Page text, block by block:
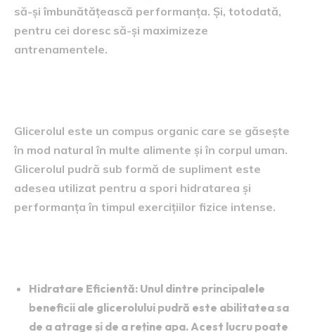
să-și îmbunătățească performanța. Și, totodată,
pentru cei doresc să-și maximizeze
antrenamentele.
Glicerolul este un compus organic care se găsește
în mod natural în multe alimente și în corpul uman.
Glicerolul pudră sub formă de supliment este
adesea utilizat pentru a spori hidratarea și
performanța în timpul exercițiilor fizice intense.
Hidratare Eficientă: Unul dintre principalele
beneficii ale glicerolului pudră este abilitatea sa
de a atrage și de a reține apa. Acest lucru poate